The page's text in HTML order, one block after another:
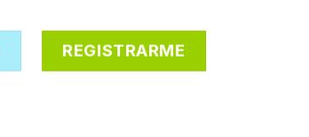
REGISTRARME